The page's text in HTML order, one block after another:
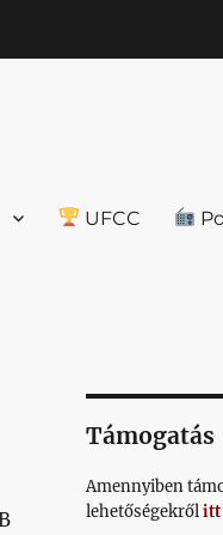
UFCC
Támogatás
Amennyiben
lehetőségekrőlitt